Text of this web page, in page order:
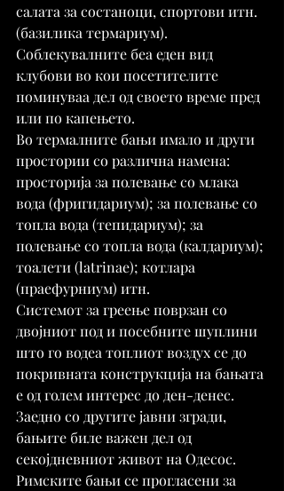
салата за состаноци, спортови итн.
(базилика термариум).
Соблекувалните беа еден вид
клубови во кои посетителите
поминуваа дел од своето време пред
или по капењето.
Во термалните бањи имало и други
простории со различна намена:
просторија за полевање со млака
вода (фригидариум); за полевање со
топла вода (тепидариум); за
полевање со топла вода (калдариум);
тоалети (latrinae); котлара
(праефурниум) итн.
Системот за греење поврзан со
двојниот под и посебните шуплини
што го водеа топлиот воздух се до
покривната конструкција на бањата
е од голем интерес до ден-денес.
Заедно со другите јавни згради,
бањите биле важен дел од
секојдневниот живот на Одесос.
Римските бањи се прогласени за